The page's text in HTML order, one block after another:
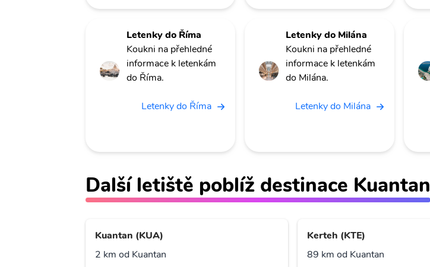
Letenky do Říma
Koukni na přehledné
informace k letenkám
do Říma.
Letenky do Říma
Letenky do Milána
Koukni na přehledné
informace k letenkám
do Milána.
Letenky do Milána
Další letiště poblíž destinace Kuantan
Kuantan (KUA)
2 km od Kuantan
Kerteh (KTE)
89 km od Kuantan